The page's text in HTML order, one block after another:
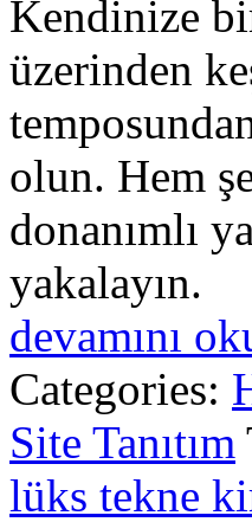
Kendinize
üzerinden
olun. Hem
donanımlı
yakalayın.
devamını
Categories:
Site Tanıtım
lüks tekne